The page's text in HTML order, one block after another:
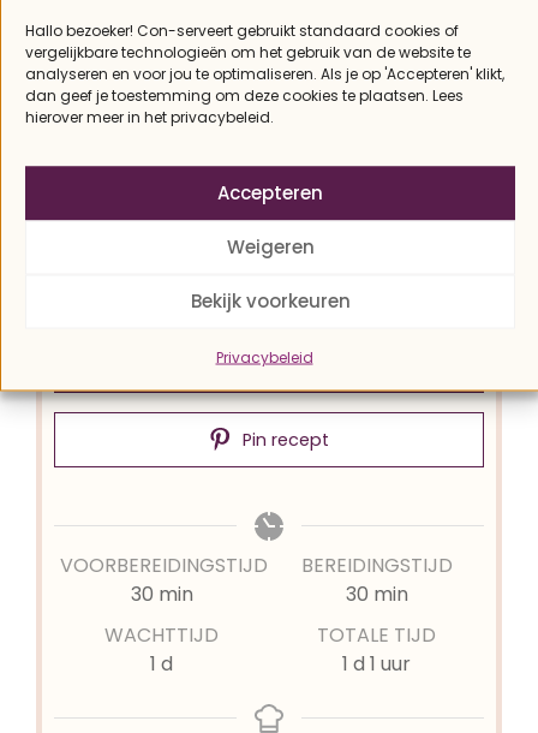
Hallo bezoeker! Con-serveert gebruikt standaard cookies of
vergelijkbare technologieën om het gebruik van de website te
analyseren en voor jou te optimaliseren. Als je op 'Accepteren' klikt,
dan geef je toestemming om deze cookies te plaatsen. Lees
hierover meer in het privacybeleid.
Accepteren
Weigeren
Bekijk voorkeuren
Privacybeleid
Koolhydraatarm paleo
appeltaartje
Appeltaart, wie lust het niet? Diit paleo
appeltaartje is weliswaar wat hoger in
koolhydraten, maar is wel vegan en glutenvrij.
een dot slagroom.
Recept afdrukken
Pin recept
VOORBEREIDINGSTIJD
30minuten
min
BEREIDINGSTIJD
30minuten
min
WACHTTIJD
1 dag
d
TOTALE TIJD
1 dag
d 1 uur
uur